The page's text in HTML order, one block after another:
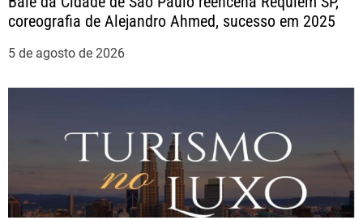
o
d
e
s
coreografia de Alejandro Ahmed, sucesso em 2025
5 de agosto de 2026